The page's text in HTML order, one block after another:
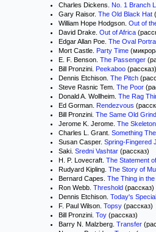
Charles Dickens. No. 1 Branch
Gary Raisor. The Old Black Hat
William Hope Hodgson. Out of
David Drake. Out of Africa
Edgar Allan Poe. The Oval
Mort Castle. Party Time
E. F. Benson. The Passenger
Bill Pronzini. Peekaboo (рассказ)
Dennis Etchison. The Pitch
Steve Rasnic Tem. The Poor
Donald A. Wollheim. The Rag
Ed Gorman. Rendezvous
Bill Pronzini. The Same Old Grind
Jerome K. Jerome. The Skeleton
Charles L. Grant. Something
Susan Casper. Spring-Fingered
Saki. Sredni Vashtar (рассказ)
H. P. Lovecraft. The Statement
Rudyard Kipling. The Story of
Bernard Capes. The Thing in
Ron Webb. Threshold (рассказ)
Dennis Etchison. Today's Special
F. Paul Wilson. Topsy (рассказ)
Bill Pronzini. Toy (рассказ)
Barry N. Malzberg. Transfer